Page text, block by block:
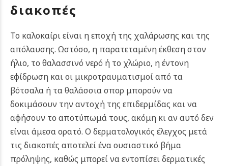
διακοπές
Το καλοκαίρι είναι η εποχή της χαλάρωσης και της
απόλαυσης. Ωστόσο, η παρατεταμένη έκθεση στον
ήλιο, το θαλασσινό νερό ή το χλώριο, η έντονη
εφίδρωση και οι μικροτραυματισμοί από τα
βότσαλα ή τα θαλάσσια σπορ μπορούν να
δοκιμάσουν την αντοχή της επιδερμίδας και να
αφήσουν το αποτύπωμά τους, ακόμη κι αν αυτό δεν
είναι άμεσα ορατό. Ο δερματολογικός έλεγχος μετά
τις διακοπές αποτελεί ένα ουσιαστικό βήμα
πρόληψης, καθώς μπορεί να εντοπίσει δερματικές